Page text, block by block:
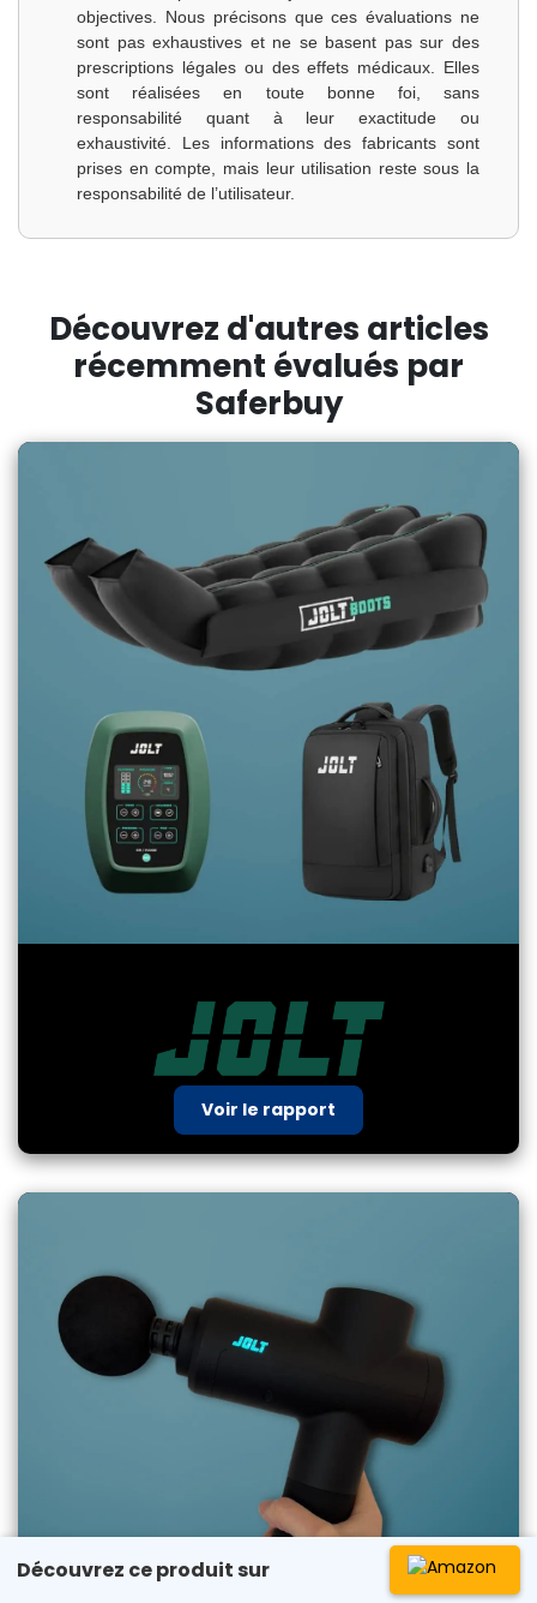
Découvrez ce produit sur
objectives. Nous précisons que ces évaluations ne
sont pas exhaustives et ne se basent pas sur des
prescriptions légales ou des effets médicaux. Elles
sont réalisées en toute bonne foi, sans
responsabilité quant à leur exactitude ou
exhaustivité. Les informations des fabricants sont
prises en compte, mais leur utilisation reste sous la
responsabilité de l’utilisateur.
Découvrez d'autres articles
récemment évalués par
Saferbuy
Voir le rapport